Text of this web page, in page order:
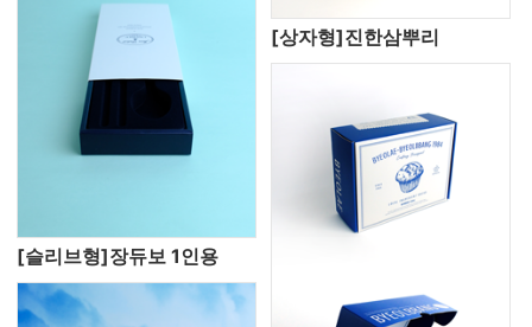
[슬리브형]장듀보 1인용
[상자형]진한삼뿌리